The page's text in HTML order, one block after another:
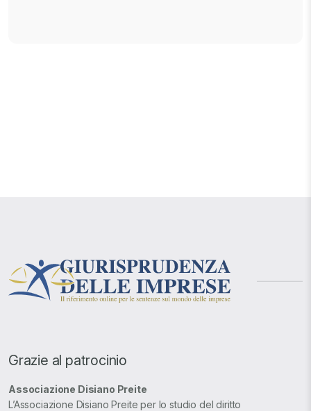
Grazie al patrocinio
Associazione Disiano Preite
L’Associazione Disiano Preite per lo studio del diritto